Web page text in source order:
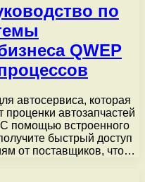
по
QWEP
автосервиса, которая
проценки автозапчастей
помощью встроенного
быстрый доступ
от поставщиков, что…